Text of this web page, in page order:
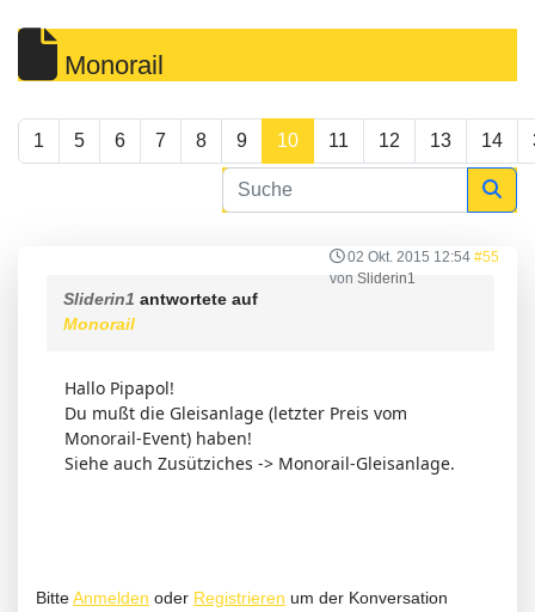
Monorail
1 5 6 7 8 9 10 11 12 13 14
02 Okt. 2015 12:54 #55
von Sliderin1
Sliderin1 antwortete auf
Monorail
Hallo Pipapol!
Du mußt die Gleisanlage (letzter Preis vom
Monorail-Event) haben!
Siehe auch Zusütziches -> Monorail-Gleisanlage.
BitteAnmelden oder Registrieren um der Konversation